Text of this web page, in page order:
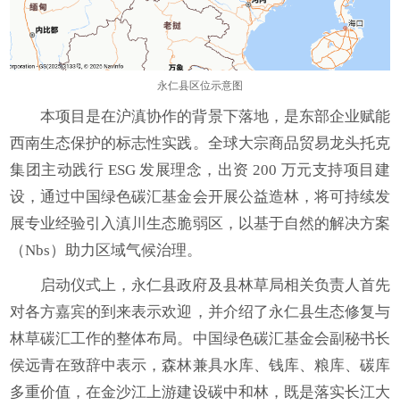
永仁县区位示意图
本项目是在沪滇协作的背景下落地，是东部企业赋能
西南生态保护的标志性实践。全球大宗商品贸易龙头托克
集团主动践行 ESG 发展理念，出资 200 万元支持项目建
设，通过中国绿色碳汇基金会开展公益造林，将可持续发
展专业经验引入滇川生态脆弱区，以基于自然的解决方案
（Nbs）助力区域气候治理。
启动仪式上，永仁县政府及县林草局相关负责人首先
对各方嘉宾的到来表示欢迎，并介绍了永仁县生态修复与
林草碳汇工作的整体布局。中国绿色碳汇基金会副秘书长
侯远青在致辞中表示，森林兼具水库、钱库、粮库、碳库
多重价值，在金沙江上游建设碳中和林，既是落实长江大